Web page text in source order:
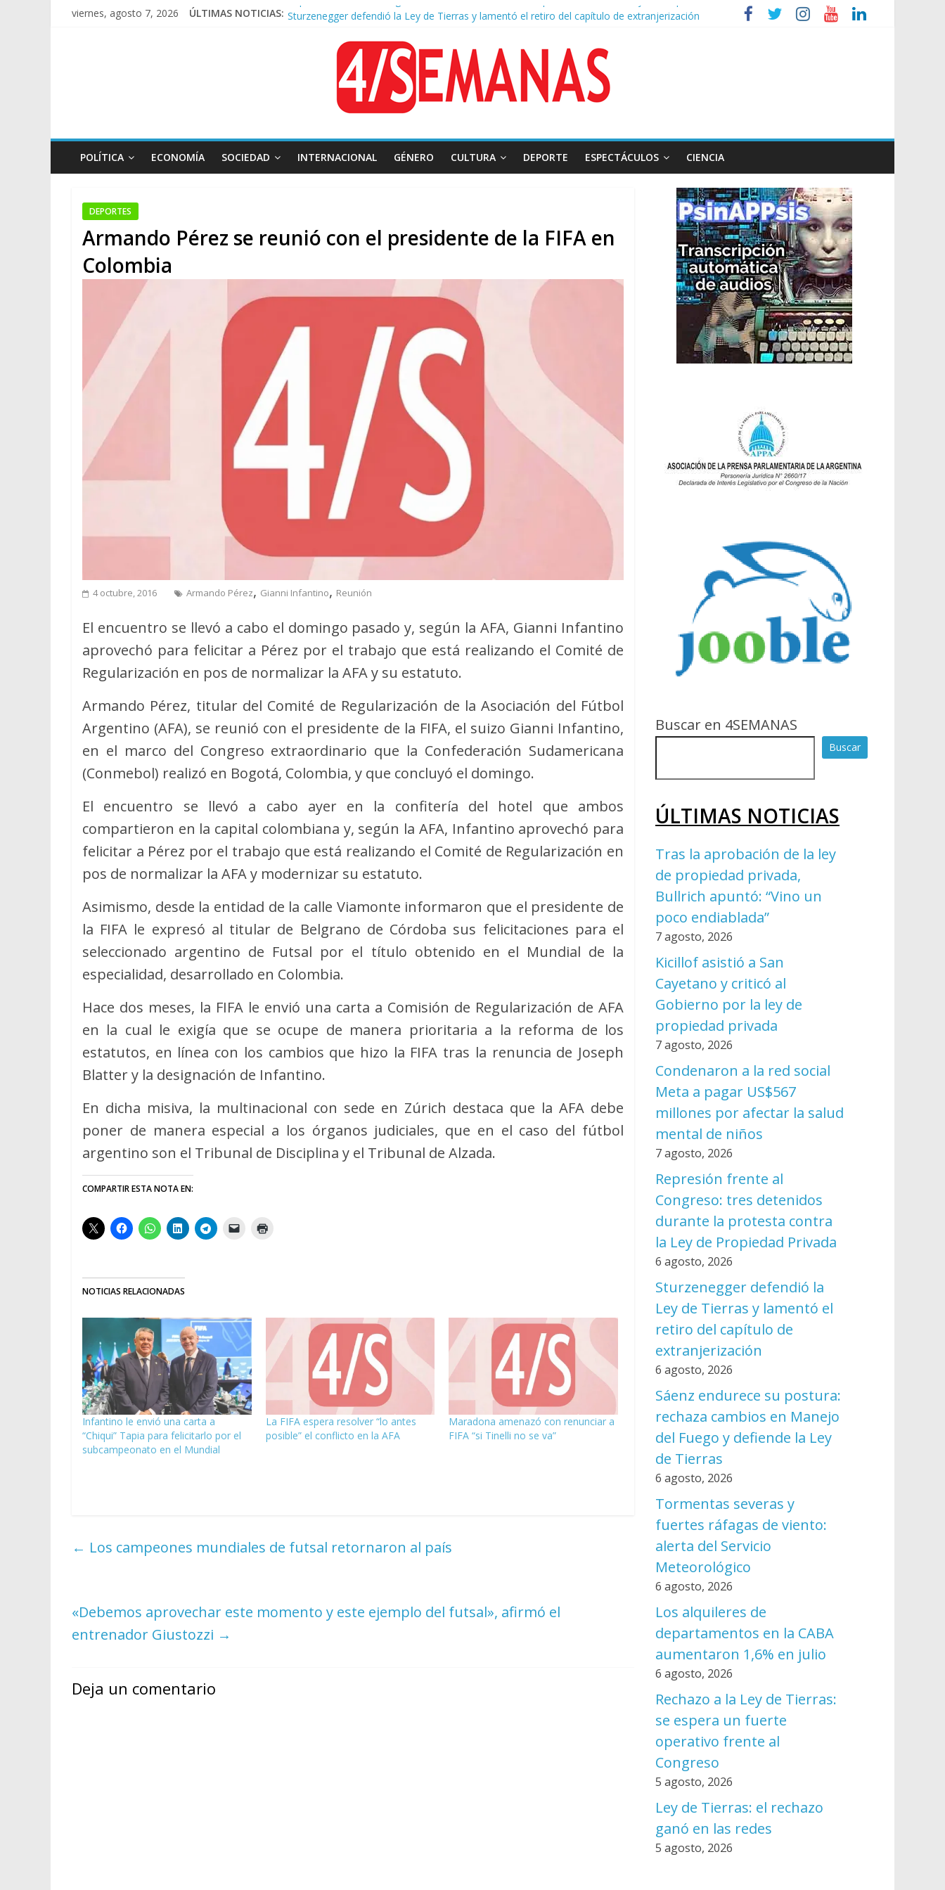
viernes, agosto 7, 2026 ÚLTIMAS NOTICIAS: Sturzenegger defendió la Ley de Tierras y lamentó el retiro del capítulo de extranjerización
Tras la aprobación de la ley de propiedad privada, Bullrich apuntó: “Vino un poco endiablada”
Kicillof asistió a San Cayetano y criticó al Gobierno por la ley de propiedad privada
Condenaron a la red social Meta a pagar US$567 millones por afectar la salud mental de niños
POLÍTICA ECONOMÍA SOCIEDAD INTERNACIONAL GÉNERO CULTURA DEPORTE ESPECTÁCULOS CIENCIA
DEPORTES
Armando Pérez se reunió con el presidente de la FIFA en
Colombia
4 octubre, 2016 Armando Pérez, Gianni Infantino, Reunión
El encuentro se llevó a cabo el domingo pasado y, según la AFA, Gianni Infantino
aprovechó para felicitar a Pérez por el trabajo que está realizando el Comité de
Regularización en pos de normalizar la AFA y su estatuto.
Armando Pérez, titular del Comité de Regularización de la Asociación del Fútbol
Argentino (AFA), se reunió con el presidente de la FIFA, el suizo Gianni Infantino,
en el marco del Congreso extraordinario que la Confederación Sudamericana
(Conmebol) realizó en Bogotá, Colombia, y que concluyó el domingo.
El encuentro se llevó a cabo ayer en la confitería del hotel que ambos
compartieron en la capital colombiana y, según la AFA, Infantino aprovechó para
felicitar a Pérez por el trabajo que está realizando el Comité de Regularización en
pos de normalizar la AFA y modernizar su estatuto.
Asimismo, desde la entidad de la calle Viamonte informaron que el presidente de
la FIFA le expresó al titular de Belgrano de Córdoba sus felicitaciones para el
seleccionado argentino de Futsal por el título obtenido en el Mundial de la
especialidad, desarrollado en Colombia.
Hace dos meses, la FIFA le envió una carta a Comisión de Regularización de AFA
en la cual le exigía que se ocupe de manera prioritaria a la reforma de los
estatutos, en línea con los cambios que hizo la FIFA tras la renuncia de Joseph
Blatter y la designación de Infantino.
En dicha misiva, la multinacional con sede en Zúrich destaca que la AFA debe
poner de manera especial a los órganos judiciales, que en el caso del fútbol
argentino son el Tribunal de Disciplina y el Tribunal de Alzada.
COMPARTIR ESTA NOTA EN:
NOTICIAS RELACIONADAS
Infantino le envió una carta a
“Chiqui” Tapia para felicitarlo por el
subcampeonato en el Mundial
La FIFA espera resolver “lo antes
posible” el conflicto en la AFA
Maradona amenazó con renunciar a
FIFA “si Tinelli no se va”
← Los campeones mundiales de futsal retornaron al país
«Debemos aprovechar este momento y este ejemplo del futsal», afirmó el
entrenador Giustozzi →
Deja un comentario
Buscar en 4SEMANAS
Buscar
ÚLTIMAS NOTICIAS
Tras la aprobación de la ley
de propiedad privada,
Bullrich apuntó: “Vino un
poco endiablada”
7 agosto, 2026
Kicillof asistió a San
Cayetano y criticó al
Gobierno por la ley de
propiedad privada
7 agosto, 2026
Condenaron a la red social
Meta a pagar US$567
millones por afectar la salud
mental de niños
7 agosto, 2026
Represión frente al
Congreso: tres detenidos
durante la protesta contra
la Ley de Propiedad Privada
6 agosto, 2026
Sturzenegger defendió la
Ley de Tierras y lamentó el
retiro del capítulo de
extranjerización
6 agosto, 2026
Sáenz endurece su postura:
rechaza cambios en Manejo
del Fuego y defiende la Ley
de Tierras
6 agosto, 2026
Tormentas severas y
fuertes ráfagas de viento:
alerta del Servicio
Meteorológico
6 agosto, 2026
Los alquileres de
departamentos en la CABA
aumentaron 1,6% en julio
6 agosto, 2026
Rechazo a la Ley de Tierras:
se espera un fuerte
operativo frente al
Congreso
5 agosto, 2026
Ley de Tierras: el rechazo
ganó en las redes
5 agosto, 2026